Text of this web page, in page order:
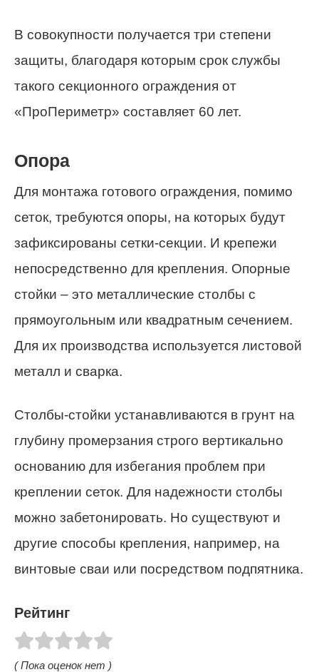
В совокупности получается три степени
защиты, благодаря которым срок службы
такого секционного ограждения от
«ПроПериметр» составляет 60 лет.
Опора
Для монтажа готового ограждения, помимо
сеток, требуются опоры, на которых будут
зафиксированы сетки-секции. И крепежи
непосредственно для крепления. Опорные
стойки – это металлические столбы с
прямоугольным или квадратным сечением.
Для их производства используется листовой
металл и сварка.
Столбы-стойки устанавливаются в грунт на
глубину промерзания строго вертикально
основанию для избегания проблем при
креплении сеток. Для надежности столбы
можно забетонировать. Но существуют и
другие способы крепления, например, на
винтовые сваи или посредством подпятника.
Рейтинг
( Пока оценок нет )